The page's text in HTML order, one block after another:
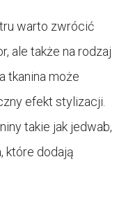
warto zwrócić
ale także na rodzaj
tkanina może
efekt stylizacji.
takie jak jedwab,
które dodają